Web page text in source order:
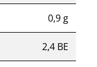
0,9 g
2,4 BE